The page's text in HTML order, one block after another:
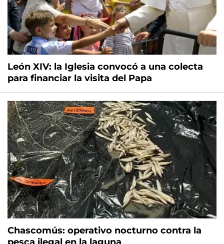
León XIV: la Iglesia convocó a una colecta
para financiar la visita del Papa
Chascomús: operativo nocturno contra la
pesca ilegal en la laguna